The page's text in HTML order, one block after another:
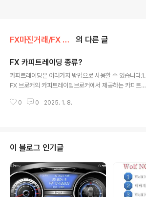
FX마진거래/FX 카피트레이딩 의 다른 글
FX 카피트레이딩 종류?
카피트레이딩은 여러가지 방법으로 사용할 수 있습니다.1.
FX 브로커의 카피트레이딩브로커에서 제공하는 카피트레
고 전략가를 선택하여 투자하는 방법으로 사용 방법이 쉽
이트 에서 시그널을 구독하여야 합니다. https://www.m
ql5.com/en/signals 3. 전략 프로그램 구매카피트레이
딩이 아니고 전략 프로그램을 직접 구매하여 운영하는 방
법입니다. MQL 사이트나 각종 사이트에서 무료, 유료 프
로그램을 구매하여 사용할 수 있습니다.전략 프로그램을
구동하기 위해서..
0 0 2025. 1. 8.
이 블로그 인기글